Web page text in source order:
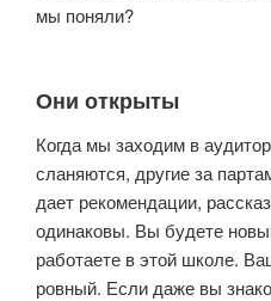
мы поняли?
Они открыты
Когда мы заходим в
сланяются, другие за
дает рекомендации,
одинаковы. Вы будете
работаете в этой школе.
ровный. Если даже вы